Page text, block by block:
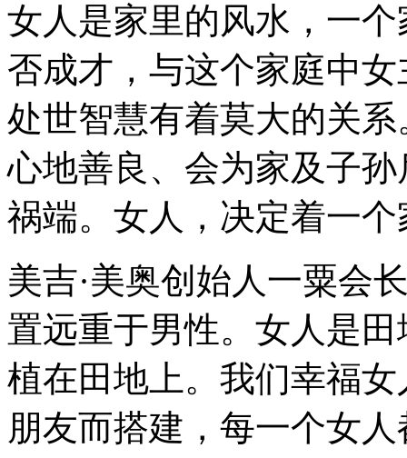
女人是家里的风水，一
否成才，与这个家庭中
处世智慧有着莫大的关
心地善良、会为家及子
祸端。女人，决定着一
美吉·美奥创始人一粟会
置远重于男性。女人是
植在田地上。我们幸福
朋友而搭建，每一个女